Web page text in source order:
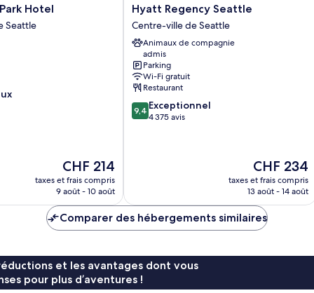
Hotel
Seattle
Le
nouveau
prix
de
CHF 214
CHF 214
taxes et frais compris
9 août - 10 août
Hyatt
Regency
Seattle
Centre-
ville
de
Seattle
Hyatt Regency Seattle
Centre-ville de Seattle
Animaux de compagnie
admis
Parking
Wi-Fi gratuit
Restaurant
9.4
sur
9,4 Exceptionnel
4 375 avis
Le
nouveau
prix
de
CHF 234
CHF 234
taxes et frais compris
13 août - 14 août
Comparer des hébergements similaires
et les avantages dont vous
pour plus d’aventures !